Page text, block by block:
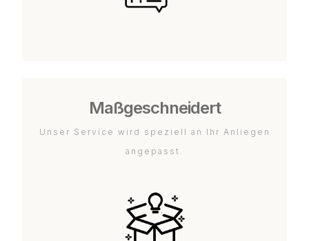
Maßgeschneidert
Unser Service wird speziell an Ihr Anliegen
angepasst.